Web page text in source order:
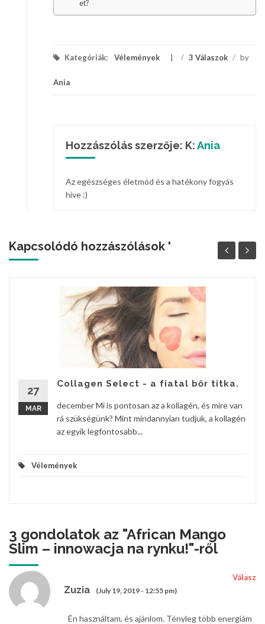
et?
Kategóriák: Vélemények / 3 Válaszok / by
Ania
Hozzászólás szerzője: K:Ania
Az egészséges életmód és a hatékony fogyás
híve :)
Kapcsolódó hozzászólások '
27
MAR
Collagen Select - a fiatal bőr titka.
december Mi is pontosan az a kollagén, és mire van
rá szükségünk? Mint mindannyian tudjuk, a kollagén
az egyik legfontosabb...
Vélemények
3 gondolatok az "African Mango
Slim – innowacja na rynku!"-ről
Zuzia (July 19, 2019 - 12:55 pm)
Válasz
Én használtam, és ajánlom. Tényleg több energiám